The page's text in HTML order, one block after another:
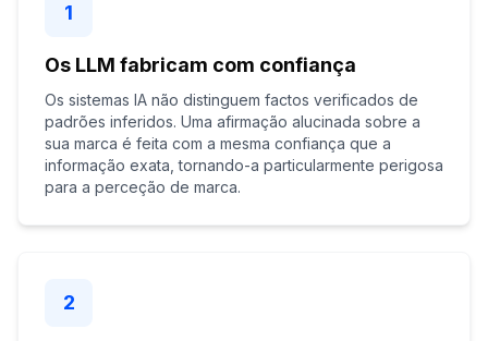
1
Os LLM fabricam com confiança
Os sistemas IA não distinguem factos verificados de
padrões inferidos. Uma afirmação alucinada sobre a
sua marca é feita com a mesma confiança que a
informação exata, tornando-a particularmente perigosa
para a perceção de marca.
2